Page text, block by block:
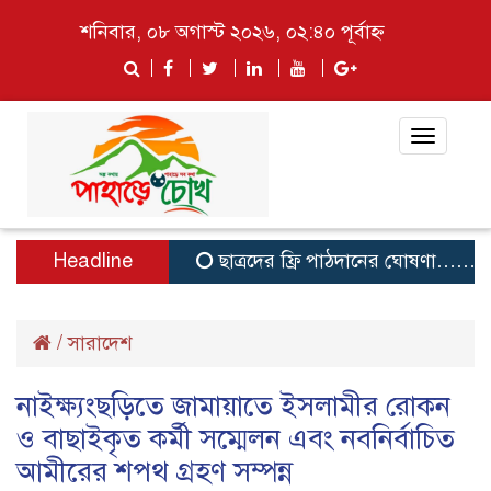
শনিবার, ০৮ অগাস্ট ২০২৬, ০২:৪০ পূর্বাহ্ন
Toggle
Headline ছাত্রদের ফ্রি পাঠদানের ঘোষণা……..
/সারাদেশ
নাইক্ষ্যংছড়িতে জামায়াতে ইসলামীর রোকন
ও বাছাইকৃত কর্মী সম্মেলন এবং নবনির্বাচিত
আমীরের শপথ গ্রহণ সম্পন্ন